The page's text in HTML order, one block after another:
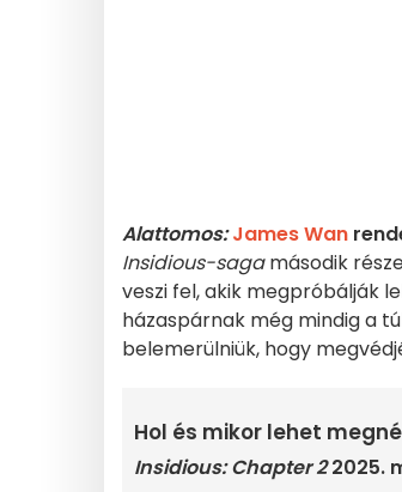
Alattomos: James Wan
Insidious-sagamásodik
veszi fel, akik megpróbálják
házaspárnak még mindig a
belemerülniük, hogy
Hol és mikor lehet
Insidious: Chapter 2 2025.